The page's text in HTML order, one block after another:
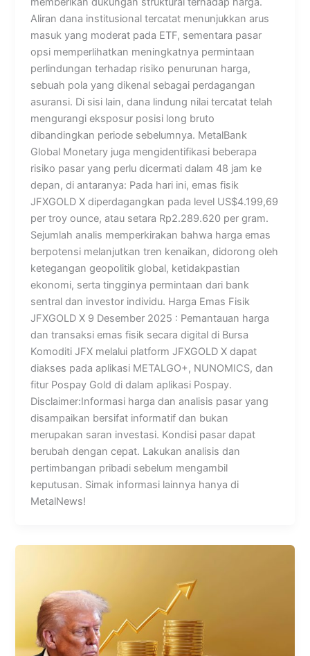
Aliran dana institusional tercatat menunjukkan arus
masuk yang moderat pada ETF, sementara pasar
opsi memperlihatkan meningkatnya permintaan
perlindungan terhadap risiko penurunan harga,
sebuah pola yang dikenal sebagai perdagangan
asuransi. Di sisi lain, dana lindung nilai tercatat telah
mengurangi eksposur posisi long bruto
dibandingkan periode sebelumnya. MetalBank
Global Monetary juga mengidentifikasi beberapa
risiko pasar yang perlu dicermati dalam 48 jam ke
depan, di antaranya: Pada hari ini, emas fisik
JFXGOLD X diperdagangkan pada level US$4.199,69
per troy ounce, atau setara Rp2.289.620 per gram.
Sejumlah analis memperkirakan bahwa harga emas
berpotensi melanjutkan tren kenaikan, didorong oleh
ketegangan geopolitik global, ketidakpastian
ekonomi, serta tingginya permintaan dari bank
sentral dan investor individu. Harga Emas Fisik
JFXGOLD X 9 Desember 2025 : Pemantauan harga
dan transaksi emas fisik secara digital di Bursa
Komoditi JFX melalui platform JFXGOLD X dapat
diakses pada aplikasi METALGO+, NUNOMICS, dan
fitur Pospay Gold di dalam aplikasi Pospay.
Disclaimer:Informasi harga dan analisis pasar yang
disampaikan bersifat informatif dan bukan
merupakan saran investasi. Kondisi pasar dapat
berubah dengan cepat. Lakukan analisis dan
pertimbangan pribadi sebelum mengambil
keputusan. Simak informasi lainnya hanya di
MetalNews!